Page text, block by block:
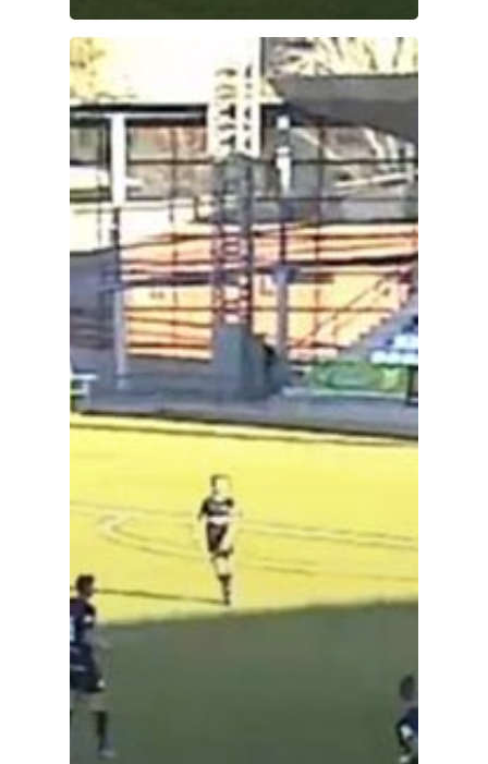
Cuenca
Guadalajara
Talavera
Educación
Cultura
Deportes
Sucesos
Medio Ambiente
Planeta Rural
Especiales
Política
Galerías